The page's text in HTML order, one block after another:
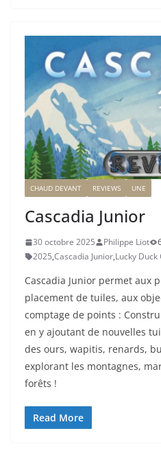
CHAUD DEVANT REVIEWS UNE
Cascadia Junior
30 octobre 2025 Philippe Liot
2025,Cascadia Junior,Lucky Duck
Cascadia Junior permet aux
placement de tuiles, aux
comptage de points :
en y ajoutant de nouvelles
des ours, wapitis, renards,
explorant les montagnes,
forêts !
Read More